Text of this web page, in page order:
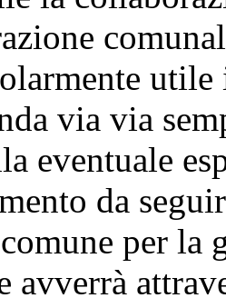
via via
eventuale
da
per la
avverrà